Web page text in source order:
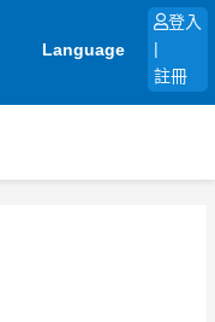
Language
登入
註冊